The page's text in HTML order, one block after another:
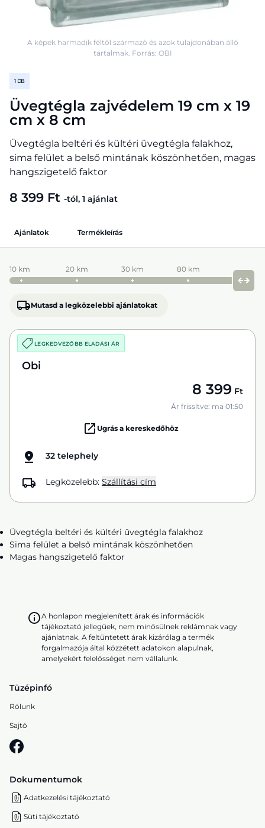
1 DB
Üvegtégla zajvédelem 19 cm x 19
cm x 8 cm
Üvegtégla beltéri és kültéri üvegtégla falakhoz,
sima felület a belső mintának köszönhetően, magas
hangszigetelő faktor
8 399 Ft -tól, 1 ajánlat
A képek harmadik féltől származó és azok tulajdonában álló
tartalmak. Forrás: OBI
Ajánlatok Termékleírás
10 km 20 km 30 km 80 km
Mutasd a legközelebbi ajánlatokat
LEGKEDVEZŐBB ELADÁSI ÁR
Obi
8 399 Ft
Ár frissítve: ma 01:50
Ugrás a kereskedőhöz
32 telephely
Legközelebb: Szállítási cím
Üvegtégla beltéri és kültéri üvegtégla falakhoz
Sima felület a belső mintának köszönhetően
Magas hangszigetelő faktor
A honlapon megjelenített árak és információk
tájékoztató jellegűek, nem minősülnek reklámnak vagy
ajánlatnak. A feltüntetett árak kizárólag a termék
forgalmazója által közzétett adatokon alapulnak,
amelyekért felelősséget nem vállalunk.
Tüzépinfó
Rólunk
Sajtó
Dokumentumok
Adatkezelési tájékoztató
Süti tájékoztató